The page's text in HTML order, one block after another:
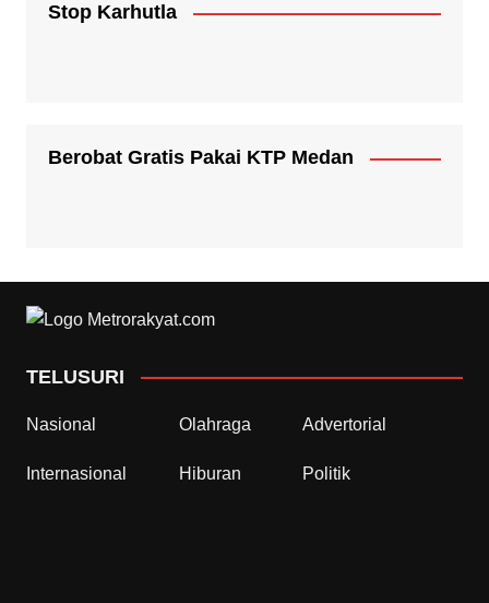
Stop Karhutla
Berobat Gratis Pakai KTP Medan
TELUSURI
Nasional Olahraga Advertorial
Internasional Hiburan Politik